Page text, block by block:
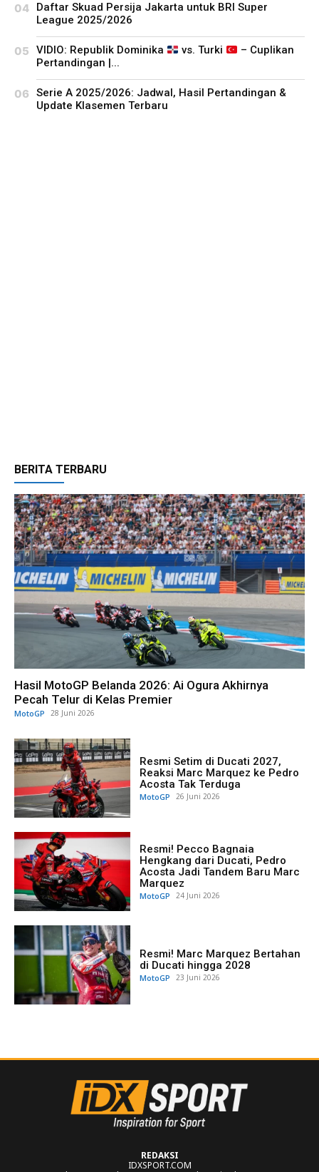
Daftar Skuad Persija Jakarta untuk BRI Super
League 2025/2026
VIDIO: Republik Dominika vs. Turki
– Cuplikan
Pertandingan |...
Serie A 2025/2026: Jadwal, Hasil Pertandingan &
Update Klasemen Terbaru
BERITA TERBARU
Hasil MotoGP Belanda 2026: Ai Ogura Akhirnya
Pecah Telur di Kelas Premier
MotoGP 28 Juni 2026
Resmi Setim di Ducati 2027,
Reaksi Marc Marquez ke Pedro
Acosta Tak Terduga
MotoGP 26 Juni 2026
Resmi! Pecco Bagnaia
Hengkang dari Ducati, Pedro
Acosta Jadi Tandem Baru Marc
Marquez
MotoGP 24 Juni 2026
Resmi! Marc Marquez Bertahan
di Ducati hingga 2028
MotoGP 23 Juni 2026
REDAKSI
IDXSPORT.COM